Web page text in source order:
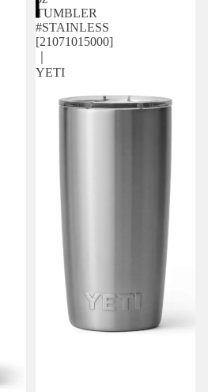
TUMBLER
#STAINLESS
[21071015000]
YETI